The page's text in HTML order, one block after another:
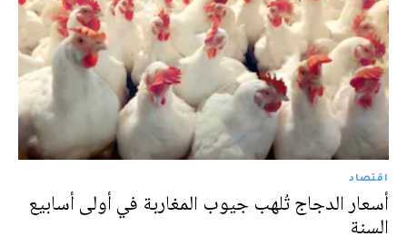
اقتصاد
أسعار الدجاج تُلهب جيوب المغاربة في أولى أسابيع
السنة